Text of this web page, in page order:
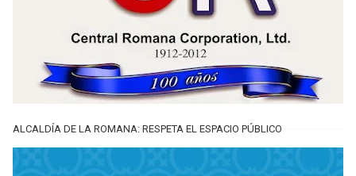
ALCALDÍA DE LA ROMANA: RESPETA EL ESPACIO PÚBLICO